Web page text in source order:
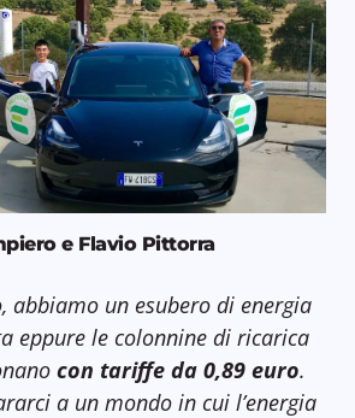
e Flavio Pittorra
abbiamo un esubero di energia
eppure le colonnine di ricarica
con tariffe da 0,89 euro.
a un mondo in cui l’energia